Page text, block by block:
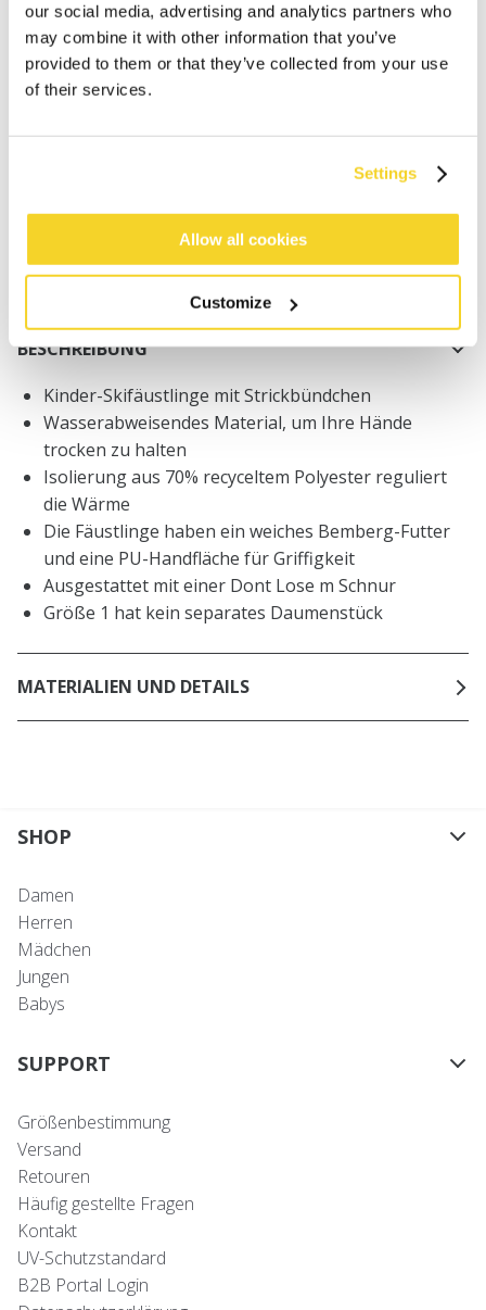
our social media, advertising and analytics partners who
may combine it with other information that you’ve
provided to them or that they’ve collected from your use
of their services.
Settings
Allow all cookies
Customize
IN DEN WARENKORB
Bestellungen, die vor 12 Uhr MEZ (Montag bis
30 Tage Rückgaberecht
BESCHREIBUNG
Kinder-Skifäustlinge mit Strickbündchen
Wasserabweisendes Material, um Ihre Hände
trocken zu halten
Isolierung aus 70% recyceltem Polyester reguliert
die Wärme
Die Fäustlinge haben ein weiches Bemberg-Futter
und eine PU-Handfläche für Griffigkeit
Ausgestattet mit einer Dont Lose m Schnur
Größe 1 hat kein separates Daumenstück
MATERIALIEN UND DETAILS
SHOP
Damen
Herren
Mädchen
Jungen
Babys
SUPPORT
Größenbestimmung
Versand
Retouren
Häufig gestellte Fragen
Kontakt
UV-Schutzstandard
B2B Portal Login